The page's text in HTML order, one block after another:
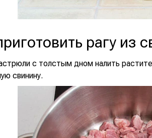
рагу из
с толстым дном налить
свинину.